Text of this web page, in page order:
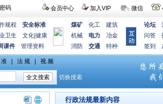
会员中心 加入VIP 微信
码
规程
安全标准
卫生 文化 健康
课件 管理资料
煤矿 化工
建筑
机械
电力
冶金
消防
交通 特种
论坛
问答
签到
行政法规最新内容